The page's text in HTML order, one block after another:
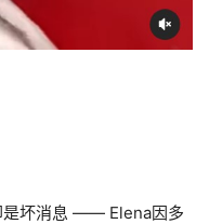
是坏消息 —— Elena因多